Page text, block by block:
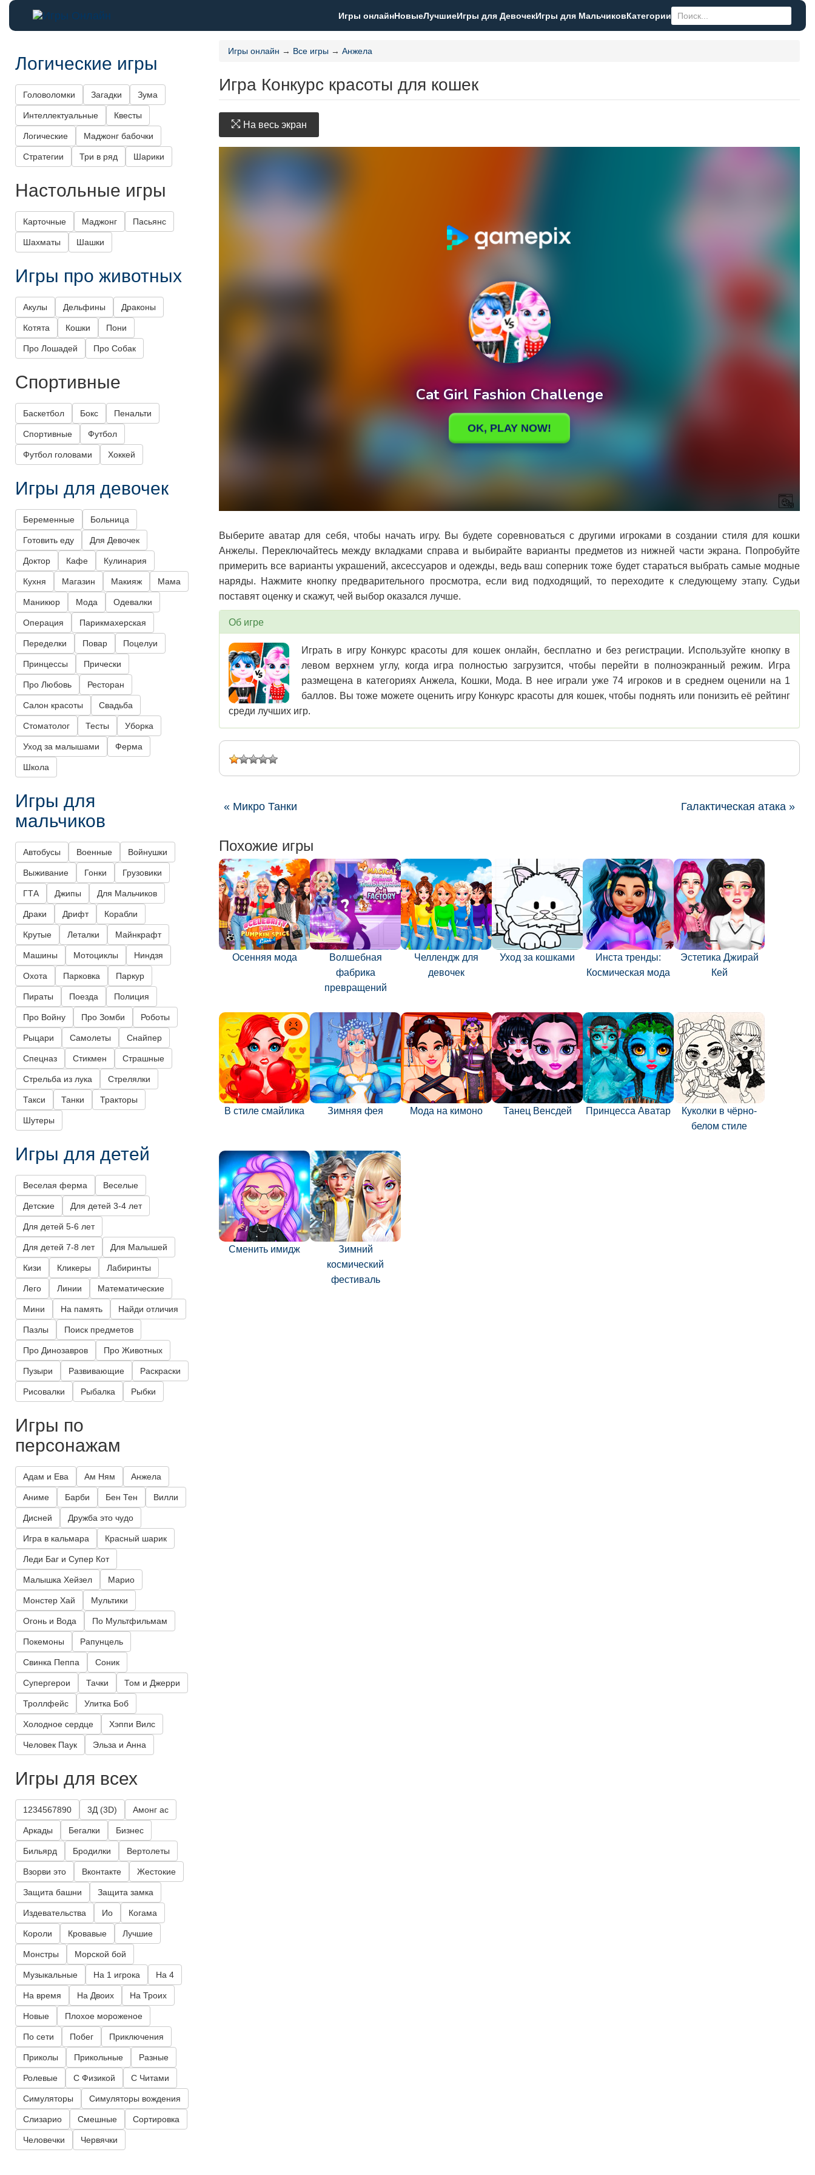
Игры онлайнНовыеЛучшиеИгры для ДевочекИгры для МальчиковКатегории
Игры онлайн → Все игры → Анжела
Игра Конкурс красоты для кошек
На весь экран
Выберите аватар для себя, чтобы начать игру. Вы будете соревноваться с другими игроками в создании стиля для кошки
Анжелы. Переключайтесь между вкладками справа и выбирайте варианты предметов из нижней части экрана. Попробуйте
примерить все варианты украшений, аксессуаров и одежды, ведь ваш соперник тоже будет стараться выбрать самые модные
наряды. Нажмите кнопку предварительного просмотра, если вид подходящий, то переходите к следующему этапу. Судьи
поставят оценку и скажут, чей выбор оказался лучше.
Об игре
Играть в игру Конкурс красоты для кошек онлайн, бесплатно и без регистрации. Используйте кнопку в
левом верхнем углу, когда игра полностью загрузится, чтобы перейти в полноэкранный режим. Игра
размещена в категориях Анжела, Кошки, Мода. В нее играли уже 74 игроков и в среднем оценили на 1
баллов. Вы тоже можете оценить игру Конкурс красоты для кошек, чтобы поднять или понизить её рейтинг
среди лучших игр.
« Микро Танки Галактическая атака »
Похожие игры
Осенняя мода
Волшебная
фабрика
превращений
Челлендж для
девочек
Уход за кошками
Инста тренды:
Космическая мода
Эстетика Джирай
Кей
В стиле смайлика Зимняя фея Мода на кимоно Танец Венсдей Принцесса Аватар
Куколки в чёрно-
белом стиле
Сменить имидж
Зимний
космический
фестиваль
Логические игры
Головоломки Загадки Зума
Интеллектуальные Квесты
Логические Маджонг бабочки
Стратегии Три в ряд Шарики
Настольные игры
Карточные Маджонг Пасьянс
Шахматы Шашки
Игры про животных
Акулы Дельфины Драконы
Котята Кошки Пони
Про Лошадей Про Собак
Спортивные
Баскетбол Бокс Пенальти
Спортивные Футбол
Футбол головами Хоккей
Игры для девочек
Беременные Больница
Готовить еду Для Девочек
Доктор Кафе Кулинария
Кухня Магазин Макияж Мама
Маникюр Мода Одевалки
Операция Парикмахерская
Переделки Повар Поцелуи
Принцессы Прически
Про Любовь Ресторан
Салон красоты Свадьба
Стоматолог Тесты Уборка
Уход за малышами Ферма
Школа
Игры для
мальчиков
Автобусы Военные Войнушки
Выживание Гонки Грузовики
ГТА Джипы Для Мальчиков
Драки Дрифт Корабли
Крутые Леталки Майнкрафт
Машины Мотоциклы Ниндзя
Охота Парковка Паркур
Пираты Поезда Полиция
Про Войну Про Зомби Роботы
Рыцари Самолеты Снайпер
Спецназ Стикмен Страшные
Стрельба из лука Стрелялки
Такси Танки Тракторы
Шутеры
Игры для детей
Веселая ферма Веселые
Детские Для детей 3-4 лет
Для детей 5-6 лет
Для детей 7-8 лет Для Малышей
Кизи Кликеры Лабиринты
Лего Линии Математические
Мини На память Найди отличия
Пазлы Поиск предметов
Про Динозавров Про Животных
Пузыри Развивающие Раскраски
Рисовалки Рыбалка Рыбки
Игры по
персонажам
Адам и Ева Ам Ням Анжела
Аниме Барби Бен Тен Вилли
Дисней Дружба это чудо
Игра в кальмара Красный шарик
Леди Баг и Супер Кот
Малышка Хейзел Марио
Монстер Хай Мультики
Огонь и Вода По Мультфильмам
Покемоны Рапунцель
Свинка Пеппа Соник
Супергерои Тачки Том и Джерри
Троллфейс Улитка Боб
Холодное сердце Хэппи Вилс
Человек Паук Эльза и Анна
Игры для всех
1234567890 3Д (3D) Амонг ас
Аркады Бегалки Бизнес
Бильярд Бродилки Вертолеты
Взорви это Вконтакте Жестокие
Защита башни Защита замка
Издевательства Ио Когама
Короли Кровавые Лучшие
Монстры Морской бой
Музыкальные На 1 игрока На 4
На время На Двоих На Троих
Новые Плохое мороженое
По сети Побег Приключения
Приколы Прикольные Разные
Ролевые С Физикой С Читами
Симуляторы Симуляторы вождения
Слизарио Смешные Сортировка
Человечки Червячки